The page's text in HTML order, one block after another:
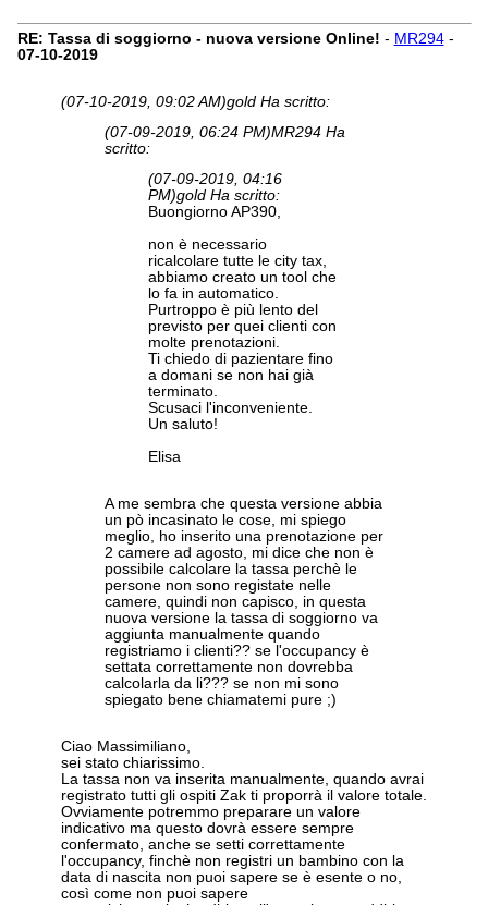
RE: Tassa di soggiorno - nuova versione Online! - MR294-
07-10-2019
(07-10-2019, 09:02 AM)gold Ha scritto:
(07-09-2019, 06:24 PM)MR294 Ha
scritto:
(07-09-2019, 04:16
PM)gold Ha scritto:
Buongiorno AP390,
non è necessario
ricalcolare tutte le city tax,
abbiamo creato un tool che
lo fa in automatico.
Purtroppo è più lento del
previsto per quei clienti con
molte prenotazioni.
Ti chiedo di pazientare fino
a domani se non hai già
terminato.
Scusaci l'inconveniente.
Un saluto!
Elisa
A me sembra che questa versione abbia
un pò incasinato le cose, mi spiego
meglio, ho inserito una prenotazione per
2 camere ad agosto, mi dice che non è
possibile calcolare la tassa perchè le
persone non sono registate nelle
camere, quindi non capisco, in questa
nuova versione la tassa di soggiorno va
aggiunta manualmente quando
registriamo i clienti?? se l'occupancy è
settata correttamente non dovrebba
calcolarla da li??? se non mi sono
spiegato bene chiamatemi pure ;)
Ciao Massimiliano,
sei stato chiarissimo.
La tassa non va inserita manualmente, quando avrai
registrato tutti gli ospiti Zak ti proporrà il valore totale.
Ovviamente potremmo preparare un valore
indicativo ma questo dovrà essere sempre
confermato, anche se setti correttamente
l'occupancy, finchè non registri un bambino con la
data di nascita non puoi sapere se è esente o no,
così come non puoi sapere